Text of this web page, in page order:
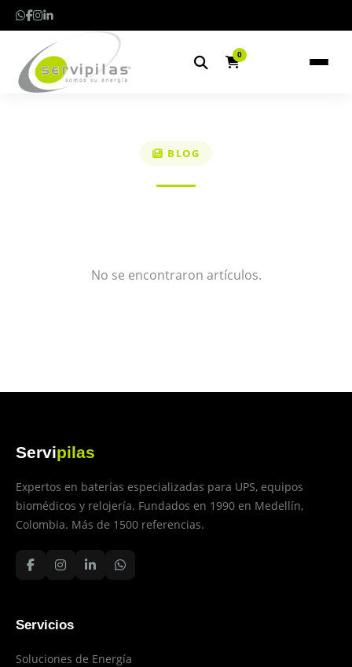
0
BLOG
No se encontraron artículos.
Servipilas
Expertos en baterías especializadas para UPS, equipos
biomédicos y relojería. Fundados en 1990 en Medellín,
Colombia. Más de 1500 referencias.
Servicios
Soluciones de Energía